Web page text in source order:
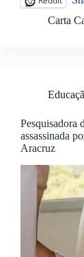
Carta
Pesquisadora
assassinada
Aracruz